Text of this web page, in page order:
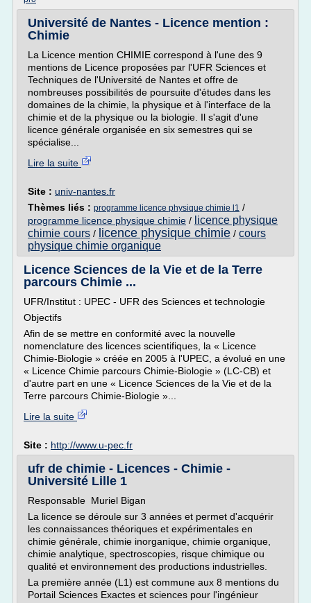
Université de Nantes - Licence mention :
Chimie
La Licence mention CHIMIE correspond à l'une des 9
mentions de Licence proposées par l'UFR Sciences et
Techniques de l'Université de Nantes et offre de
nombreuses possibilités de poursuite d'études dans les
domaines de la chimie, la physique et à l'interface de la
chimie et de la physique ou la biologie. Il s'agit d'une
licence générale organisée en six semestres qui se
spécialise...
Lire la suite
Site : univ-nantes.fr
Thèmes liés : programme licence physique chimie l1 /
programme licence physique chimie / licence physique
chimie cours / licence physique chimie / cours
physique chimie organique
Licence Sciences de la Vie et de la Terre
parcours Chimie ...
UFR/Institut : UPEC - UFR des Sciences et technologie
Objectifs
Afin de se mettre en conformité avec la nouvelle
nomenclature des licences scientifiques, la « Licence
Chimie-Biologie » créée en 2005 à l'UPEC, a évolué en une
« Licence Chimie parcours Chimie-Biologie » (LC-CB) et
d'autre part en une « Licence Sciences de la Vie et de la
Terre parcours Chimie-Biologie »...
Lire la suite
Site : http://www.u-pec.fr
ufr de chimie - Licences - Chimie -
Université Lille 1
Responsable Muriel Bigan
La licence se déroule sur 3 années et permet d'acquérir
les connaissances théoriques et expérimentales en
chimie générale, chimie inorganique, chimie organique,
chimie analytique, spectroscopies, risque chimique ou
qualité et environnement des productions industrielles.
La première année (L1) est commune aux 8 mentions du
Portail Sciences Exactes et sciences pour l'ingénieur